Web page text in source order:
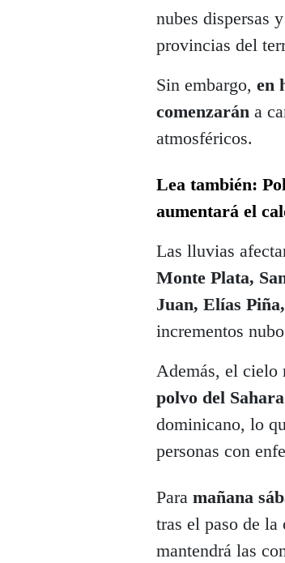
nubes dispersas
provincias del
Sin embargo, en
comenzarán a
atmosféricos.
Lea también:
aumentará el
Las lluvias
Monte Plata,
Juan, Elías
incrementos
Además, el cielo
polvo del Sahara
dominicano, lo
personas con
Para mañana
tras el paso de
mantendrá las